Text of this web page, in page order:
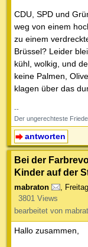
CDU, SPD und
weg von einem
zu einem
Brüssel? Leider
kühl, wolkig, und
keine Palmen,
klagen über das
--
Der ungerechteste
antworten
Bei der
Kinder auf der
mabraton ,
3801 Views
bearbeitet von
Hallo zusammen,